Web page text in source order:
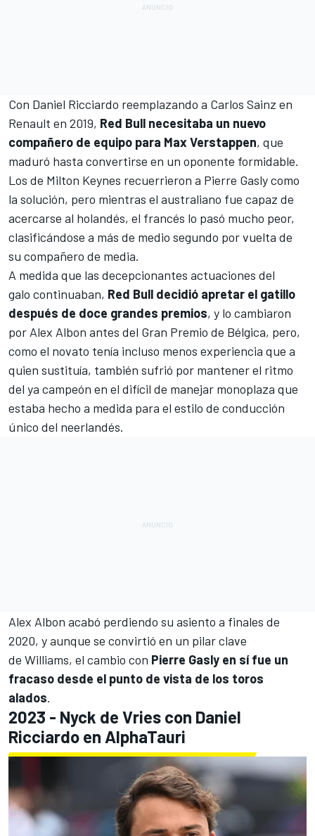
Con Daniel Ricciardo reemplazando a Carlos Sainz en
Renault en 2019, Red Bull necesitaba un nuevo
compañero de equipo para Max Verstappen, que
maduró hasta convertirse en un oponente formidable.
Los de Milton Keynes recuerrieron a Pierre Gasly como
la solución, pero mientras el australiano fue capaz de
acercarse al holandés, el francés lo pasó mucho peor,
clasificándose a más de medio segundo por vuelta de
su compañero de media.
A medida que las decepcionantes actuaciones del
galo continuaban, Red Bull decidió apretar el gatillo
después de doce grandes premios, y lo cambiaron
por Alex Albon antes del Gran Premio de Bélgica, pero,
como el novato tenía incluso menos experiencia que a
quien sustituía, también sufrió por mantener el ritmo
del ya campeón en el difícil de manejar monoplaza que
estaba hecho a medida para el estilo de conducción
único del neerlandés.
Alex Albon acabó perdiendo su asiento a finales de
2020, y aunque se convirtió en un pilar clave
de Williams, el cambio con Pierre Gasly en sí fue un
fracaso desde el punto de vista de los toros
alados.
2023 - Nyck de Vries con Daniel
Ricciardo en AlphaTauri